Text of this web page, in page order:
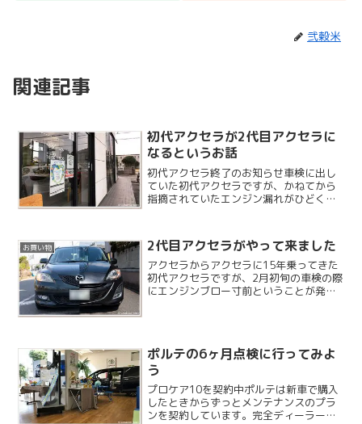
弐穀米
関連記事
初代アクセラが2代目アクセラに
なるというお話
初代アクセラ終了のお知らせ車検に出し
ていた初代アクセラですが、かねてから
指摘されていたエンジン漏れがひどく、
ません。とりあえず状況の説明を受けに
再びディーラーに行きまし...
お買い物 2代目アクセラがやって来ました
アクセラからアクセラに15年乗ってきた
初代アクセラですが、2月初旬の車検の際
にエンジンブロー寸前ということが発覚
ポルテの6ヶ月点検に行ってみよ
う
プロケア10を契約中ポルテは新車で購入
したときからずっとメンテナンスのプラ
ンを契約しています。完全ディーラーメ